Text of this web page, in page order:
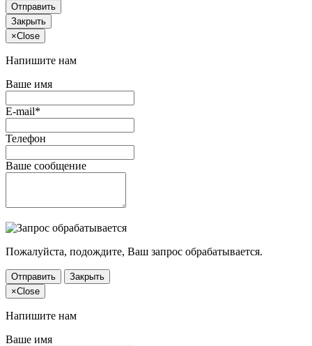
Отправить
Закрыть
×Close
Напишите нам
Ваше имя
E-mail*
Телефон
Ваше сообщение
Пожалуйста, подождите, Ваш запрос обрабатывается.
Отправить
Закрыть
×Close
Напишите нам
Ваше имя